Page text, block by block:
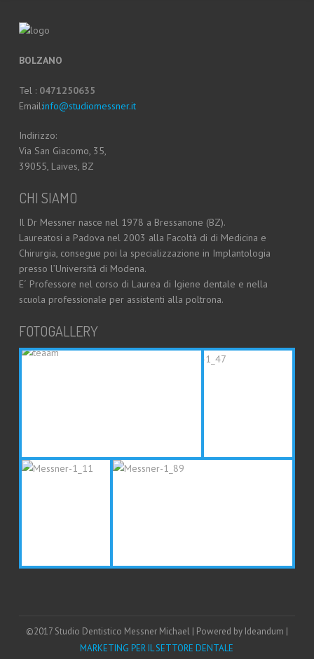
BOLZANO
Tel : 0471250635
Email:info@studiomessner.it
Indirizzo:
Via San Giacomo, 35,
39055, Laives, BZ
CHI SIAMO
Il Dr Messner nasce nel 1978 a Bressanone (BZ).
Laureatosi a Padova nel 2003 alla Facoltà di di Medicina e
Chirurgia, consegue poi la specializzazione in Implantologia
presso l’Università di Modena.
E´ Professore nel corso di Laurea di Igiene dentale e nella
scuola professionale per assistenti alla poltrona.
FOTOGALLERY
©2017 Studio Dentistico Messner Michael | Powered by Ideandum |
MARKETING PER IL SETTORE DENTALE